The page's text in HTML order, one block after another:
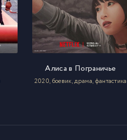
Алиса в Пограничье
2020, боевик, драма, фантастика